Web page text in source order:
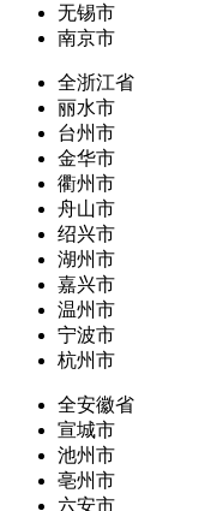
无锡市
南京市
全浙江省
丽水市
台州市
金华市
衢州市
舟山市
绍兴市
湖州市
嘉兴市
温州市
宁波市
杭州市
全安徽省
宣城市
池州市
亳州市
六安市